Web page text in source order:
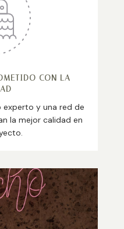
CON LA
y una red de
la mejor calidad en